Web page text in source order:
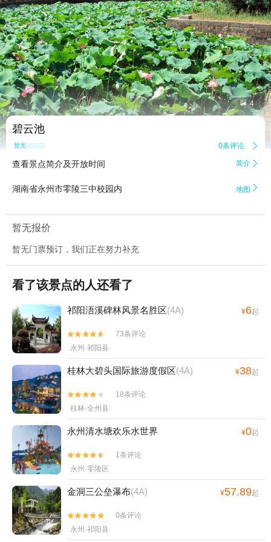
 4
碧云池
暂无点评 0条评论 
查看景点简介及开放时间 简介 
湖南省永州市零陵三中校园内 地图 
暂无报价
暂无门票预订，我们正在努力补充
看了该景点的人还看了
祁阳浯溪碑林风景名胜区(4A) ¥6起


73条评论
永州·祁阳县
桂林大碧头国际旅游度假区(4A) ¥38起


18条评论
桂林·全州县
永州清水塘欢乐水世界 ¥0起


1条评论
永州·零陵区
金洞三公垒瀑布(4A) ¥57.89起


0条评论
永州·祁阳县
